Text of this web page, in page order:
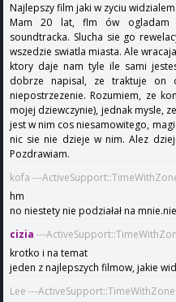
Najlepszy film jaki w zyciu widzialem.
Mam 20 lat, flm ów ogladam
soundtracka. Slucha sie go
wszedzie swiatla miasta. Ale
ktory daje nam tyle ile sami
dobrze napisal, ze traktuje on
niepostrzezenie. Rozumiem, ze
mojej dziewczynie), jednak mysle,
jest w nim cos niesamowitego,
nic sie nie dzieje w nim. Alez
Pozdrawiam.
kofa ---
hm
no niestety nie podziałał na
cizia ---
krotko i na temat
jeden z najlepszych filmow, jakie
Lee ---ActiveSupport::TimeWithZone